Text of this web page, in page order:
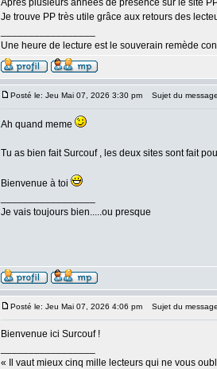
Après plusieurs années de présence sur le site
Je trouve PP très utile grâce aux retours des
Une heure de lecture est le souverain remède
Posté le: Jeu Mai 07, 2026 3:30 pm Sujet du
Ah quand meme
Tu as bien fait Surcouf , les deux sites sont fait
Bienvenue à toi
Je vais toujours bien.....ou presque
Posté le: Jeu Mai 07, 2026 4:06 pm Sujet du
Bienvenue ici Surcouf !
« Il vaut mieux cinq mille lecteurs qui ne vous